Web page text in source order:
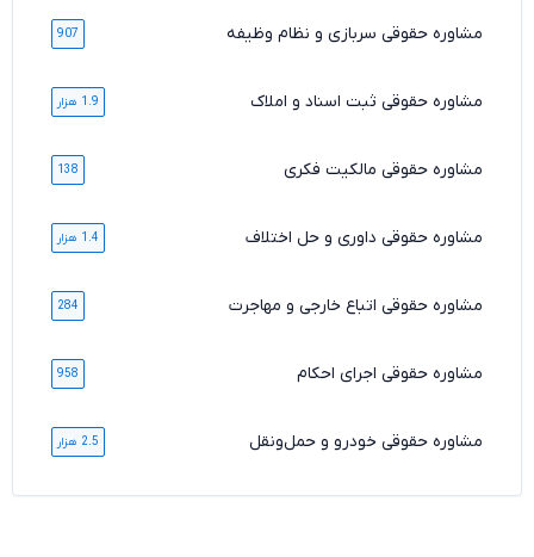
مشاوره حقوقی سربازی و نظام وظیفه 907
مشاوره حقوقی ثبت اسناد و املاک 1.9 هزار
مشاوره حقوقی مالکیت فکری 138
مشاوره حقوقی داوری و حل اختلاف 1.4 هزار
مشاوره حقوقی اتباع خارجی و مهاجرت 284
مشاوره حقوقی اجرای احکام 958
مشاوره حقوقی خودرو و حمل‌ونقل 2.5 هزار